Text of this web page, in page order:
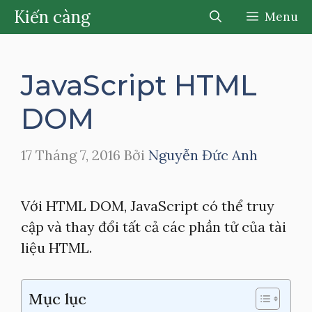
Chuyển
đến
dung
Kiến càng Menu
JavaScript HTML
DOM
17 Tháng 7, 2016 Bởi Nguyễn Đức Anh
Với HTML DOM, JavaScript có thể truy
cập và thay đổi tất cả các phần tử của tài
liệu HTML.
Mục lục